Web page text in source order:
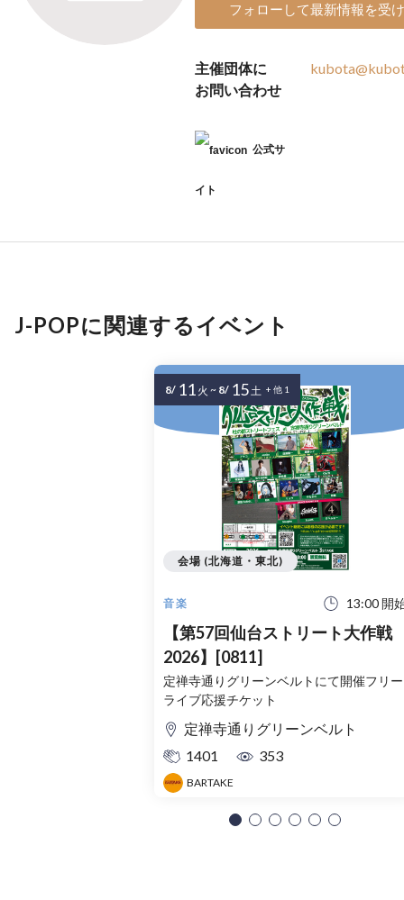
フォローして最新情報を受
主催団体に
お問い合わせ
公式サ
イト
J-POPに関連するイベント
音楽 13:00 開
【第57回仙台ストリート大作戦
2026】[0811]
定禅寺通りグリーンベルトにて開催フリー
ライブ応援チケット
定禅寺通りグリーンベルト
1401
353
BARTAKE
会場 (北海道・東北)
8/ 11 火 ~ 8/ 15土 + 他 1